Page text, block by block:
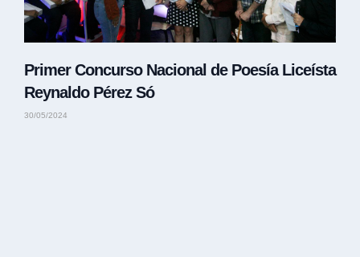
Primer Concurso Nacional de Poesía Liceísta
Reynaldo Pérez Só
30/05/2024